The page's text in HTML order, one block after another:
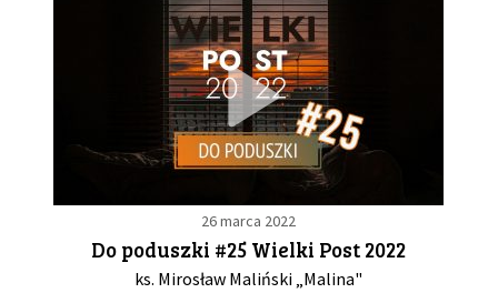
26 marca 2022
Do poduszki #25 Wielki Post 2022
ks. Mirosław Maliński „Malina"